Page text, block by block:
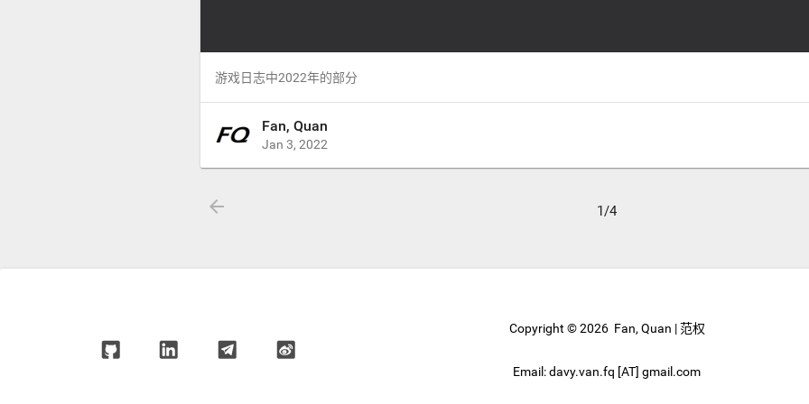
游戏日志中2022年的部分
Fan, Quan
Jan 3, 2022
arrow_back 1/4
Copyright ©2026 Fan, Quan | 范权
Email: davy.van.fq [AT] gmail.com